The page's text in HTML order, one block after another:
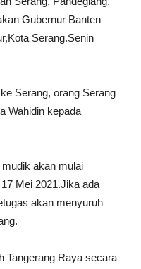
Gubernur Banten
Serang.Senin
Serang, orang Serang
Wahidin kepada
akan mulai
Mei 2021.Jika ada
akan menyuruh
Tangerang Raya secara